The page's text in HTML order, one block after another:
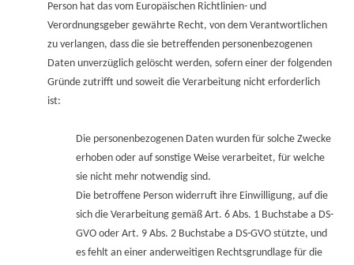
Person hat das vom Europäischen Richtlinien- und
Verordnungsgeber gewährte Recht, von dem Verantwortlichen
zu verlangen, dass die sie betreffenden personenbezogenen
Daten unverzüglich gelöscht werden, sofern einer der folgenden
Gründe zutrifft und soweit die Verarbeitung nicht erforderlich
ist:
Die personenbezogenen Daten wurden für solche Zwecke
erhoben oder auf sonstige Weise verarbeitet, für welche
sie nicht mehr notwendig sind.
Die betroffene Person widerruft ihre Einwilligung, auf die
sich die Verarbeitung gemäß Art. 6 Abs. 1 Buchstabe a DS-
GVO oder Art. 9 Abs. 2 Buchstabe a DS-GVO stützte, und
es fehlt an einer anderweitigen Rechtsgrundlage für die